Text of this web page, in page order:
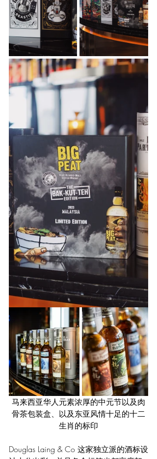
马来西亚华人元素浓厚的中元节以及肉
骨茶包装盒、以及东亚风情十足的十二
生肖的标印
Douglas Laing & Co 这家独立派的酒标设